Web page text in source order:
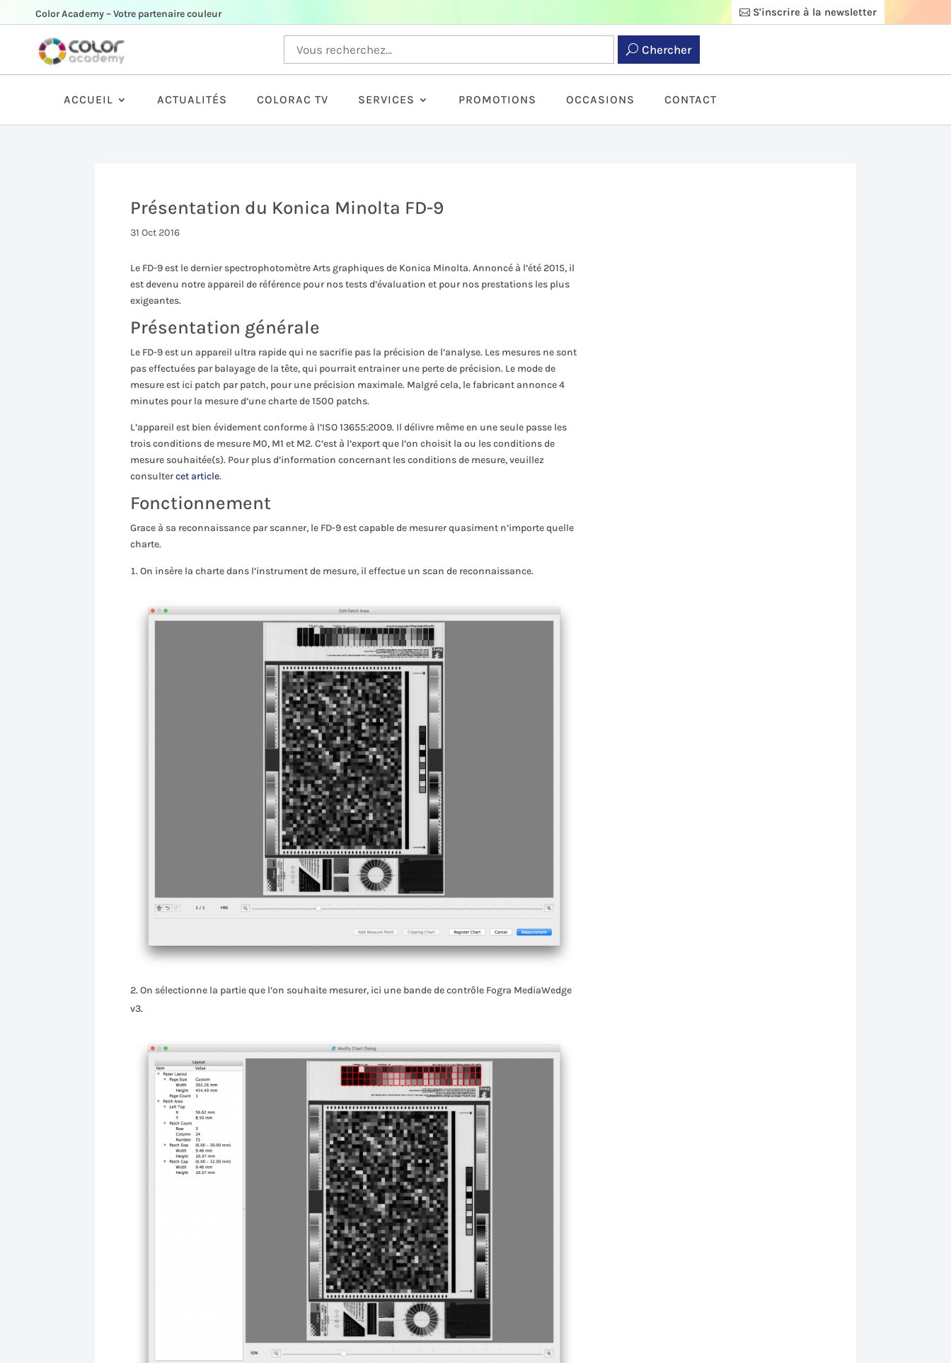
Color Academy – Votre partenaire couleur S'inscrire à la newsletter
Chercher
ACCUEIL ACTUALITÉS COLORAC TV SERVICES PROMOTIONS OCCASIONS CONTACT
Présentation du Konica Minolta FD-9
31 Oct 2016
Le FD-9 est le dernier spectrophotomètre Arts graphiques de Konica Minolta. Annoncé à l’été 2015, il
est devenu notre appareil de référence pour nos tests d’évaluation et pour nos prestations les plus
exigeantes.
Présentation générale
Le FD-9 est un appareil ultra rapide qui ne sacrifie pas la précision de l’analyse. Les mesures ne sont
pas effectuées par balayage de la tête, qui pourrait entrainer une perte de précision. Le mode de
mesure est ici patch par patch, pour une précision maximale. Malgré cela, le fabricant annonce 4
minutes pour la mesure d’une charte de 1500 patchs.
L’appareil est bien évidement conforme à l’ISO 13655:2009. Il délivre même en une seule passe les
trois conditions de mesure M0, M1 et M2. C’est à l’export que l’on choisit la ou les conditions de
mesure souhaitée(s). Pour plus d’information concernant les conditions de mesure, veuillez
consultercet article.
Fonctionnement
Grace à sa reconnaissance par scanner, le FD-9 est capable de mesurer quasiment n’importe quelle
charte.
On insère la charte dans l’instrument de mesure, il effectue un scan de reconnaissance.
On sélectionne la partie que l’on souhaite mesurer, ici une bande de contrôle Fogra MediaWedge
v3.